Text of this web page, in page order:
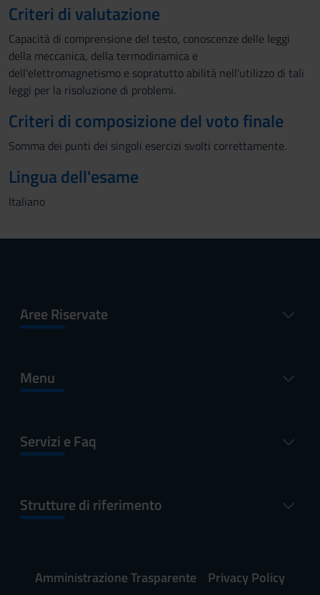
Criteri di valutazione
Capacità di comprensione del testo, conoscenze delle leggi
della meccanica, della termodinamica e
dell'elettromagnetismo e sopratutto abilità nell'utilizzo di tali
leggi per la risoluzione di problemi.
Criteri di composizione del voto finale
Somma dei punti dei singoli esercizi svolti correttamente.
Lingua dell'esame
Italiano
Aree Riservate
Menu
Servizi e Faq
Strutture di riferimento
Amministrazione Trasparente Privacy Policy